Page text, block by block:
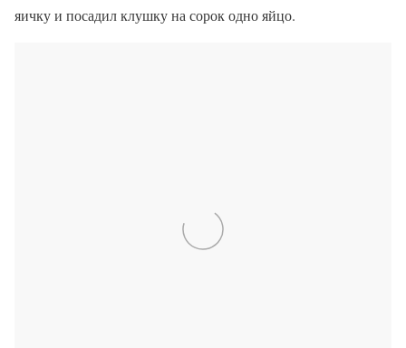
яичку и посадил клушку на сорок одно яйцо.